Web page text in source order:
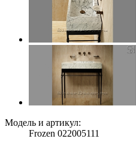
Модель и артикул:
Frozen 022005111